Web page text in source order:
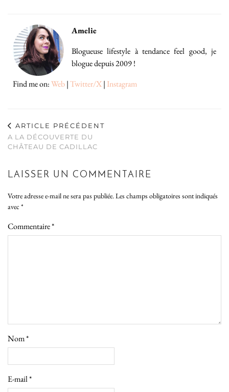
Amelie
Blogueuse lifestyle à tendance feel good, je
blogue depuis 2009 !
Find me on:Web|Twitter/X| Instagram
ARTICLE PRÉCÉDENT
A LA DÉCOUVERTE DU
CHÂTEAU DE CADILLAC
LAISSER UN COMMENTAIRE
Votre adresse e-mail ne sera pas publiée.Les champs obligatoires sont indiqués
avec *
Commentaire*
Nom*
E-mail*